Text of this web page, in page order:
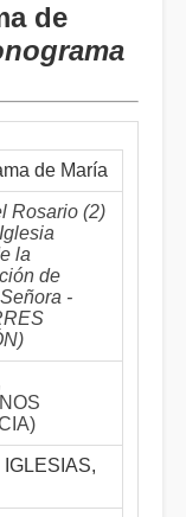
de
de María
Rosario (2)
la
de
-
IGLESIAS,